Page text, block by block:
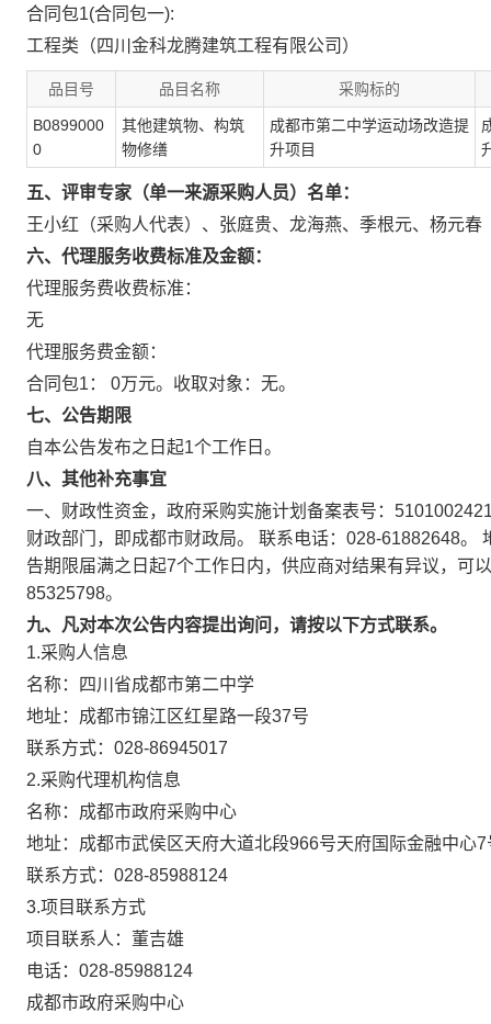
合同包1(合同包一):
工程类（四川金科龙腾建筑工程有限公司）
品目号 品目名称 采购标的
B0899000
0
其他建筑物、构筑
物修缮
成都市第二中学运动场改造提
升项目
五、评审专家（单一来源采购人员）名单：
王小红（采购人代表） 、 张庭贵、 龙海燕、 季根元、 杨元春
六、代理服务收费标准及金额：
代理服务费收费标准：
无
代理服务费金额：
合同包1：
0万元。 收取对象： 无。
七、公告期限
自本公告发布之日起1个工作日。
八、其他补充事宜
一、财政性资金，政府采购实施计划备案表号：
财政部门，即成都市财政局。 联系电话：028-61882648
告期限届满之日起7个工作日内，供应商对结果有异议，可
85325798。
九、凡对本次公告内容提出询问，请按以下方式联系。
1.采购人信息
名称：
四川省成都市第二中学
地址： 成都市锦江区红星路一段37号
联系方式： 028-86945017
2.采购代理机构信息
名称： 成都市政府采购中心
地址： 成都市武侯区天府大道北段966号天府国际金融中心7
联系方式： 028-85988124
3.项目联系方式
项目联系人： 董吉雄
电话： 028-85988124
成都市政府采购中心